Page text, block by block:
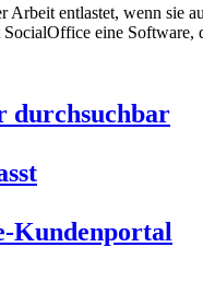
entlastet, wenn sie
eine
durchsuchbar
Kundenportal